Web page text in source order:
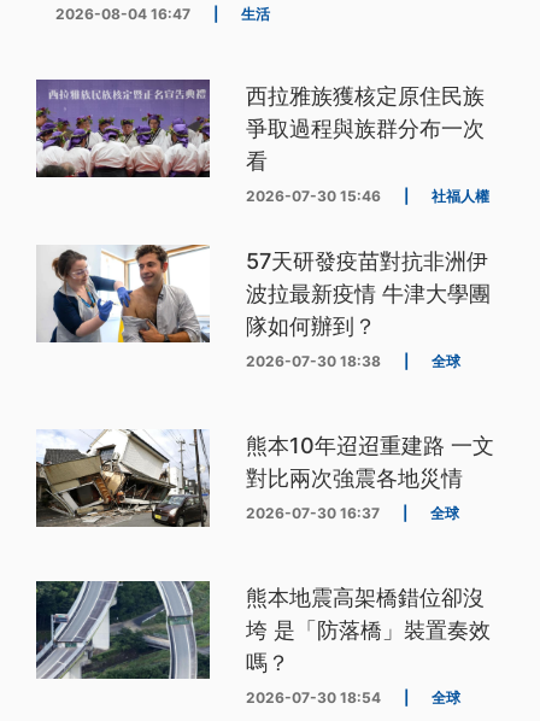
2026-08-04 16:47 生活
西拉雅族獲核定原住民族
爭取過程與族群分布一次
看
2026-07-30 15:46 社福人權
57天研發疫苗對抗非洲伊
波拉最新疫情 牛津大學團
隊如何辦到？
2026-07-30 18:38 全球
熊本10年迢迢重建路 一文
對比兩次強震各地災情
2026-07-30 16:37 全球
熊本地震高架橋錯位卻沒
垮 是「防落橋」裝置奏效
嗎？
2026-07-30 18:54 全球